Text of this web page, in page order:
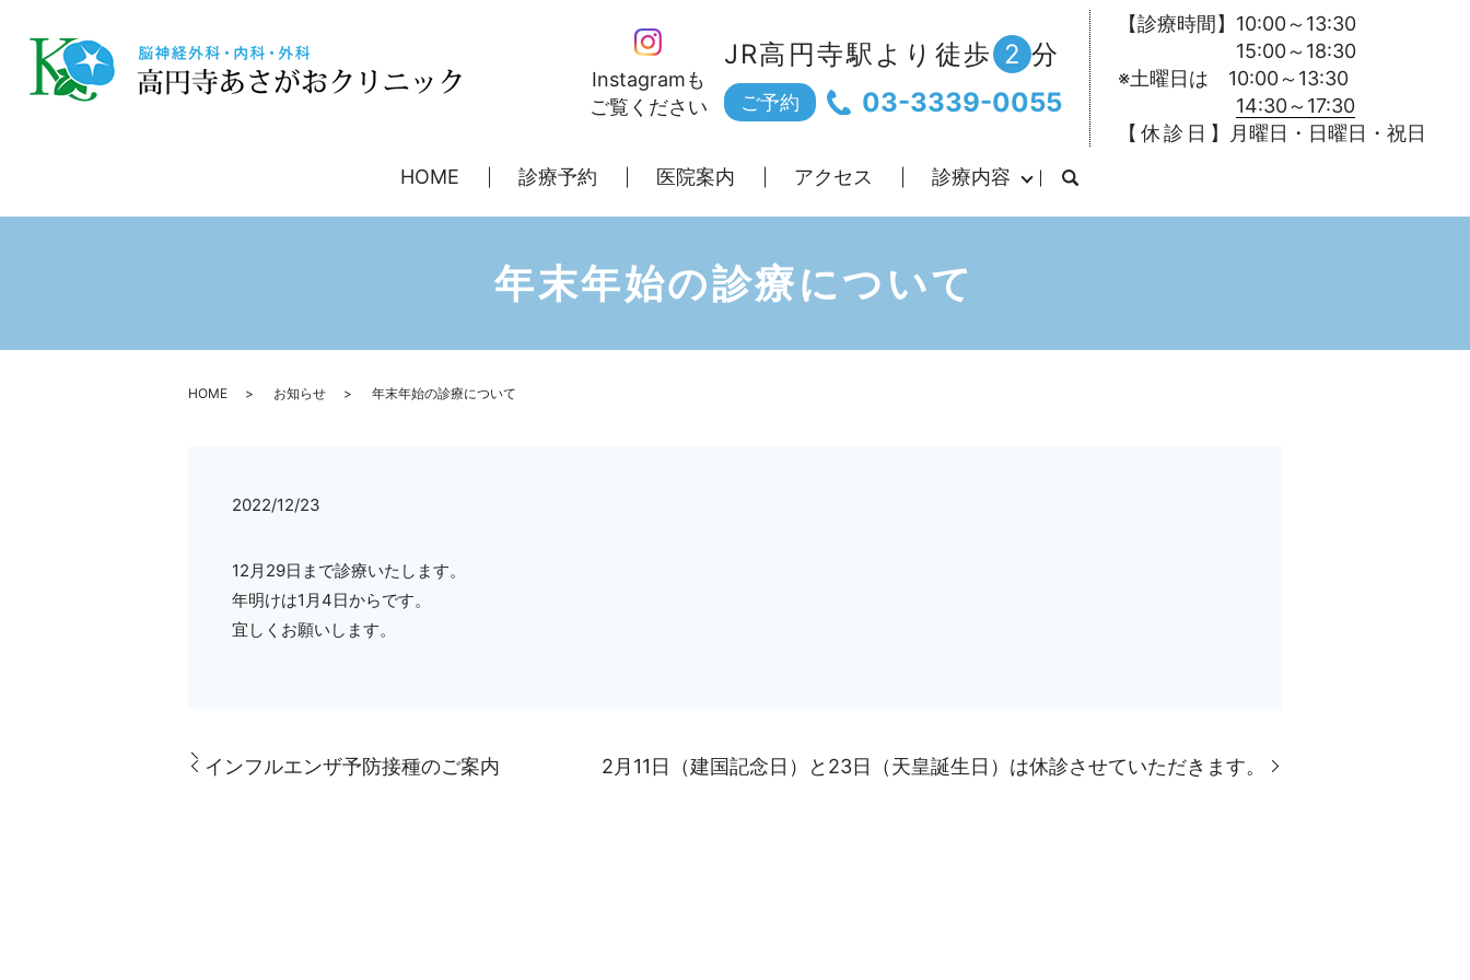
Instagramも
ご覧ください
JR高円寺駅より徒歩 2 分
ご予約 03-3339-0055
【診療時間】10:00～13:30
15:00～18:30
※土曜日は 10:00～13:30
14:30～17:30
【 休 診 日 】月曜日・日曜日・祝日
HOME
診療予約 医院案内 アクセス 診療内容
年末年始の診療について
HOME お知らせ 年末年始の診療について
2022/12/23
12月29日まで診療いたします。
年明けは1月4日からです。
宜しくお願いします。
インフルエンザ予防接種のご案内 2月11日（建国記念日）と23日（天皇誕生日）は休診させていただきます。